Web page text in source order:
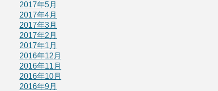
2017年5月
2017年4月
2017年3月
2017年2月
2017年1月
2016年12月
2016年11月
2016年10月
2016年9月